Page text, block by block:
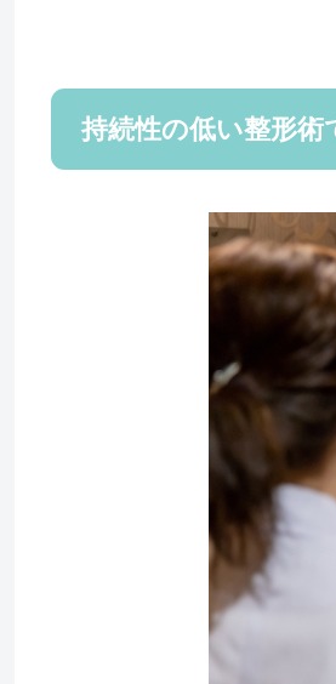
持続性の低い整形